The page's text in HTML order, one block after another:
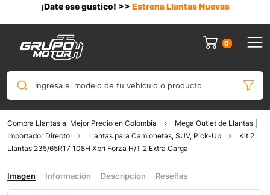
¡Date ese gustico! >> Estrena Llantas Nuevas
0
Ingresa el modelo de tu vehículo o producto
Compra Llantas al Mejor Precio en Colombia
Mega Outlet de Llantas |
Importador Directo
Llantas para Camionetas, SUV, Pick-Up
Kit 2
Llantas 235/65R17 108H Xbri Forza H/T 2 Extra Carga
Imagen Información Descripción Reseñas